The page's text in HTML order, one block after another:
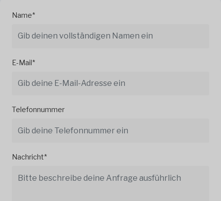
Name*
E-Mail*
Telefonnummer
Nachricht*